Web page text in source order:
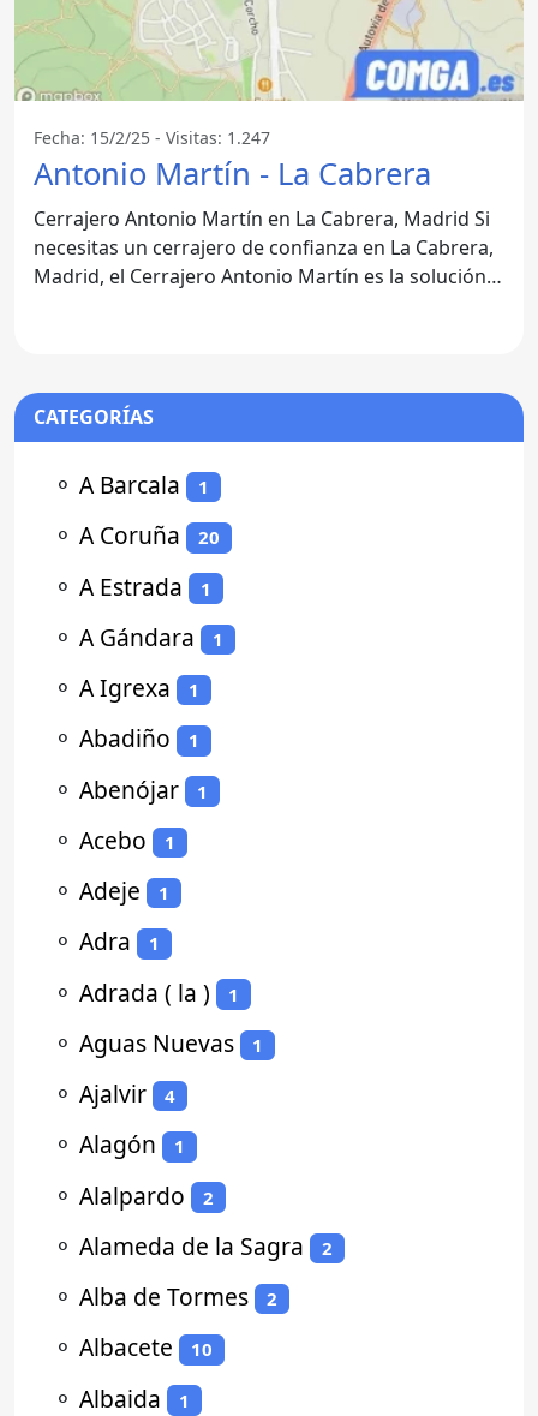
Fecha: 15/2/25 - Visitas: 1.247
Antonio Martín - La Cabrera
Cerrajero Antonio Martín en La Cabrera, Madrid Si
necesitas un cerrajero de confianza en La Cabrera,
Madrid, el Cerrajero Antonio Martín es la solución
CATEGORÍAS
⚬ A Barcala 1
⚬ A Coruña 20
⚬ A Estrada 1
⚬ A Gándara 1
⚬ A Igrexa 1
⚬ Abadiño 1
⚬ Abenójar 1
⚬ Acebo 1
⚬ Adeje 1
⚬ Adra 1
⚬ Adrada ( la ) 1
⚬ Aguas Nuevas 1
⚬ Ajalvir 4
⚬ Alagón 1
⚬ Alalpardo 2
⚬ Alameda de la Sagra 2
⚬ Alba de Tormes 2
⚬ Albacete 10
⚬ Albaida 1